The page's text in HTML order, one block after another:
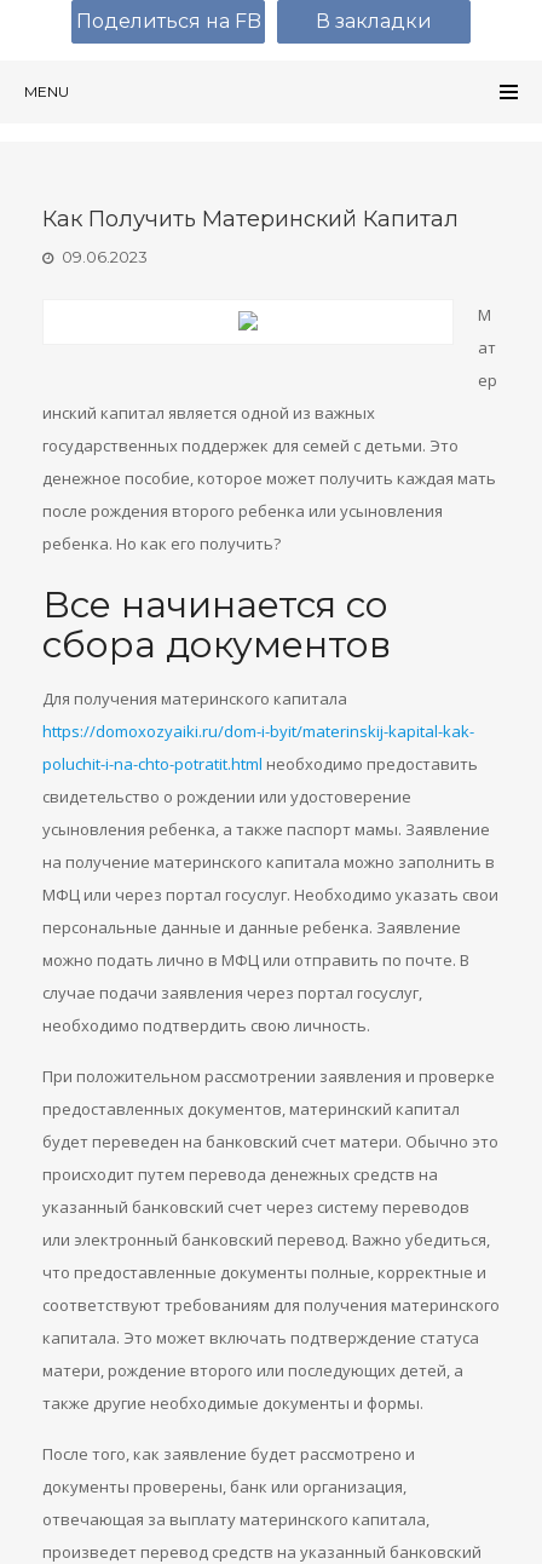
MENU
Как Получить Материнский Капитал
09.06.2023
М
ат
ер
инский капитал является одной из важных
государственных поддержек для семей с детьми. Это
денежное пособие, которое может получить каждая мать
после рождения второго ребенка или усыновления
ребенка. Но как его получить?
Все начинается со
сбора документов
Для получения материнского капитала
https://domoxozyaiki.ru/dom-i-byit/materinskij-kapital-kak-
poluchit-i-na-chto-potratit.html необходимо предоставить
свидетельство о рождении или удостоверение
усыновления ребенка, а также паспорт мамы. Заявление
на получение материнского капитала можно заполнить в
МФЦ или через портал госуслуг. Необходимо указать свои
персональные данные и данные ребенка. Заявление
можно подать лично в МФЦ или отправить по почте. В
случае подачи заявления через портал госуслуг,
необходимо подтвердить свою личность.
При положительном рассмотрении заявления и проверке
предоставленных документов, материнский капитал
будет переведен на банковский счет матери. Обычно это
происходит путем перевода денежных средств на
указанный банковский счет через систему переводов
или электронный банковский перевод. Важно убедиться,
что предоставленные документы полные, корректные и
соответствуют требованиям для получения материнского
капитала. Это может включать подтверждение статуса
матери, рождение второго или последующих детей, а
также другие необходимые документы и формы.
После того, как заявление будет рассмотрено и
документы проверены, банк или организация,
отвечающая за выплату материнского капитала,
произведет перевод средств на указанный банковский
Поделиться на FB В закладки